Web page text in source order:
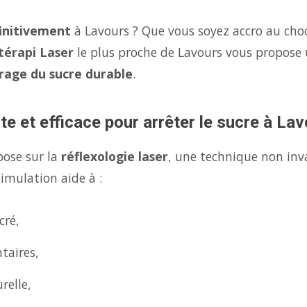
à Lavours ? Que vous soyez accro au
Laser le plus proche de Lavours vous propose
du sucre durable.
et efficace pour arrêter le sucre à
sur la réflexologie laser, une technique non
aide à :